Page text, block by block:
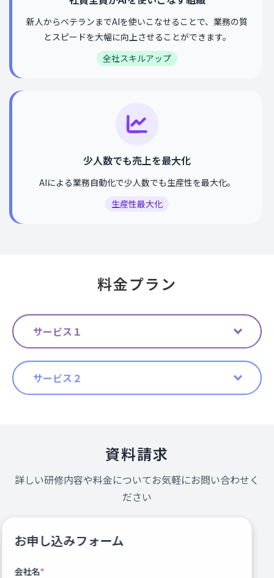
新人からベテランまでAIを使いこなせることで、業務の質
とスピードを大幅に向上させることができます。
全社スキルアップ
少人数でも売上を最大化
AIによる業務自動化で少人数でも生産性を最大化。
生産性最大化
料金プラン
サービス１
サービス２
資料請求
詳しい研修内容や料金についてお気軽にお問い合わせく
ださい
お申し込みフォーム
会社名